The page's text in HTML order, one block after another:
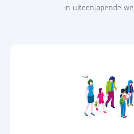
in uiteenlopende